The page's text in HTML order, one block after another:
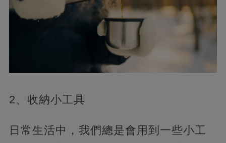
2、收納小工具
日常生活中，我們總是會用到一些小工